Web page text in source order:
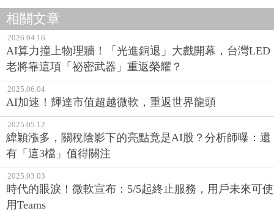
相關文章
2026.04.16
AI算力撞上物理牆！「光進銅退」大戲開幕，台灣LED
老將靠這項「祕密武器」重返榮耀？
2025.06.04
AI加速！輝達市值超越微軟，重返世界龍頭
2025.05.12
緯穎漲多，關稅陰影下的亮點竟是AI股？分析師曝：還
有「這3檔」值得關注
2025.03.03
時代的眼淚！微軟宣布：5/5起終止服務，用戶未來可使
用Teams